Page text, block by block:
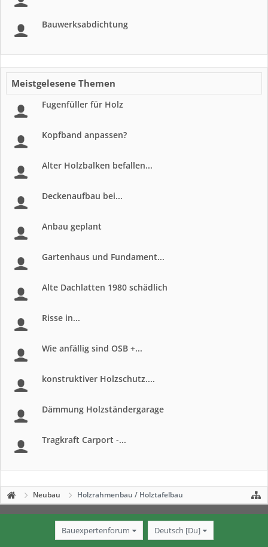
Bauwerksabdichtung
Meistgelesene Themen
Fugenfüller für Holz
Kopfband anpassen?
Alter Holzbalken befallen...
Deckenaufbau bei...
Anbau geplant
Gartenhaus und Fundament...
Alte Dachlatten 1980 schädlich
Risse in...
Wie anfällig sind OSB +...
konstruktiver Holzschutz....
Dämmung Holzständergarage
Tragkraft Carport -...
Neubau Holzrahmenbau / Holztafelbau
Bauexpertenforum Deutsch [Du]